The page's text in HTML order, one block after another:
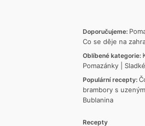
Doporučujeme:
Co se děje na
Oblíbené kategorie:
Pomazánky
Populární recepty:
brambory s uzeným
Bublanina
Recepty